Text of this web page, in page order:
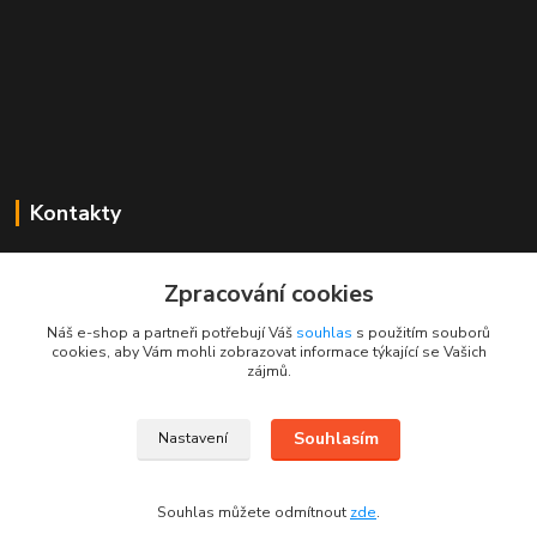
Kontakty
+420 725 613 837
info@rajklubicek.cz
Zpracování cookies
Náš e-shop a partneři potřebují Váš souhlas s použitím souborů
cookies, aby Vám mohli zobrazovat informace týkající se Vašich
zájmů.
Nastavení Souhlasím
Souhlas můžete odmítnout zde.